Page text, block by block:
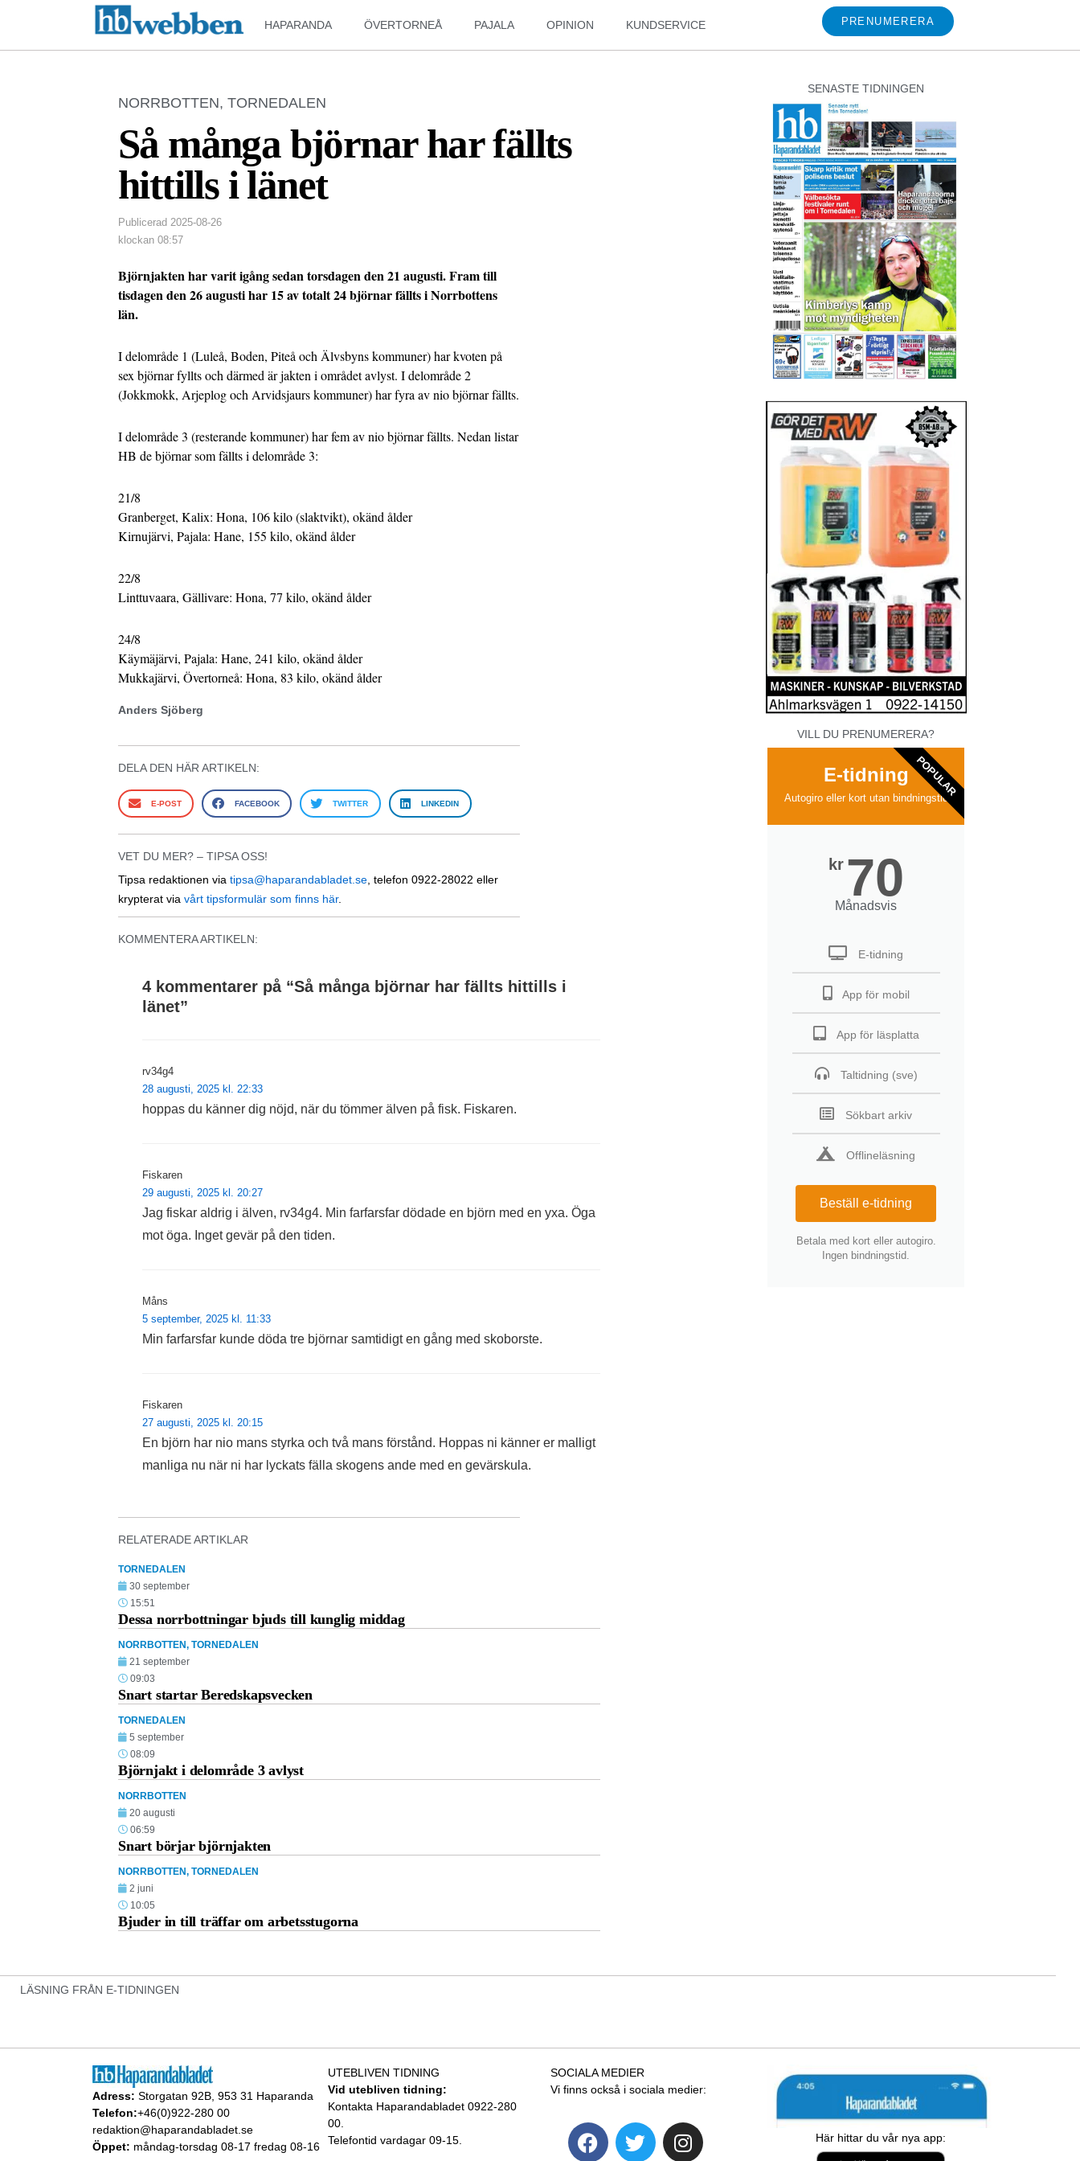
HAPARANDA ÖVERTORNEÅ PAJALA OPINION KUNDSERVICE PRENUMERERA
NORRBOTTEN, TORNEDALEN
Så många björnar har fällts
hittills i länet
Publicerad 2025-08-26
klockan 08:57
Björnjakten har varit igång sedan torsdagen den 21 augusti. Fram till
tisdagen den 26 augusti har 15 av totalt 24 björnar fällts i Norrbottens
län.
I delområde 1 (Luleå, Boden, Piteå och Älvsbyns kommuner) har kvoten på
sex björnar fyllts och därmed är jakten i området avlyst. I delområde 2
(Jokkmokk, Arjeplog och Arvidsjaurs kommuner) har fyra av nio björnar fällts.
I delområde 3 (resterande kommuner) har fem av nio björnar fällts. Nedan listar
HB de björnar som fällts i delområde 3:
21/8
Granberget, Kalix: Hona, 106 kilo (slaktvikt), okänd ålder
Kirnujärvi, Pajala: Hane, 155 kilo, okänd ålder
22/8
Linttuvaara, Gällivare: Hona, 77 kilo, okänd ålder
24/8
Käymäjärvi, Pajala: Hane, 241 kilo, okänd ålder
Mukkajärvi, Övertorneå: Hona, 83 kilo, okänd ålder
Anders Sjöberg
DELA DEN HÄR ARTIKELN:
E-POST FACEBOOK TWITTER LINKEDIN
VET DU MER? – TIPSA OSS!
Tipsa redaktionen via tipsa@haparandabladet.se , telefon 0922-28022 eller
krypterat via vårt tipsformulär som finns här.
KOMMENTERA ARTIKELN:
4 kommentarer på “Så många björnar har fällts hittills i
länet”
rv34g4
28 augusti, 2025 kl. 22:33
hoppas du känner dig nöjd, när du tömmer älven på fisk. Fiskaren.
Fiskaren
29 augusti, 2025 kl. 20:27
Jag fiskar aldrig i älven, rv34g4. Min farfarsfar dödade en björn med en yxa. Öga
mot öga. Inget gevär på den tiden.
Måns
5 september, 2025 kl. 11:33
Min farfarsfar kunde döda tre björnar samtidigt en gång med skoborste.
Fiskaren
27 augusti, 2025 kl. 20:15
En björn har nio mans styrka och två mans förstånd. Hoppas ni känner er malligt
manliga nu när ni har lyckats fälla skogens ande med en gevärskula.
RELATERADE ARTIKLAR
TORNEDALEN
30 september
15:51
Dessa norrbottningar bjuds till kunglig middag
NORRBOTTEN, TORNEDALEN
21 september
09:03
Snart startar Beredskapsvecken
TORNEDALEN
5 september
08:09
Björnjakt i delområde 3 avlyst
NORRBOTTEN
20 augusti
06:59
Snart börjar björnjakten
NORRBOTTEN, TORNEDALEN
2 juni
10:05
Bjuder in till träffar om arbetsstugorna
SENASTE TIDNINGEN
VILL DU PRENUMERERA?
E-tidning
Autogiro eller kort utan bindningstid
kr 70
Månadsvis
E-tidning
App för mobil
App för läsplatta
Taltidning (sve)
Sökbart arkiv
Offlineläsning
Beställ e-tidning
Betala med kort eller autogiro.
Ingen bindningstid.
POPULAR
LÄSNING FRÅN E-TIDNINGEN
Adress: Storgatan 92B, 953 31 Haparanda
Telefon:+46(0)922-280 00
redaktion@haparandabladet.se
Öppet: måndag-torsdag 08-17 fredag 08-16
UTEBLIVEN TIDNING
Vid utebliven tidning:
Kontakta Haparandabladet 0922-280
00.
Telefontid vardagar 09-15.
SOCIALA MEDIER
Vi finns också i sociala medier:
Här hittar du vår nya app: